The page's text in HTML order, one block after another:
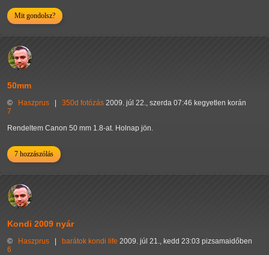
Mit gondolsz?
50mm
© Haszprus 350d fotózás 2009. júl 22., szerda 07:46 kegyetlen korán
7
Rendeltem Canon 50 mm 1.8-at. Holnap jön.
7 hozzászólás
Kondi 2009 nyár
© Haszprus barátok kondi life 2009. júl 21., kedd 23:03 pizsamaidőben
6